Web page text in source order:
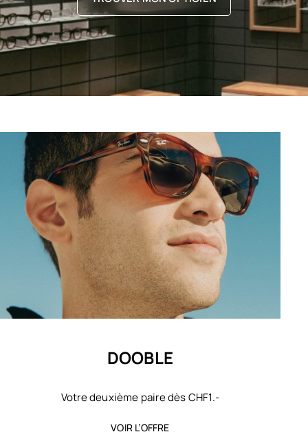
DOOBLE
Votre deuxième paire dès CHF1.-
VOIR L’OFFRE